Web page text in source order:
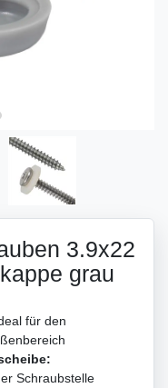
3.9x22
grau
für den
Schraubstelle